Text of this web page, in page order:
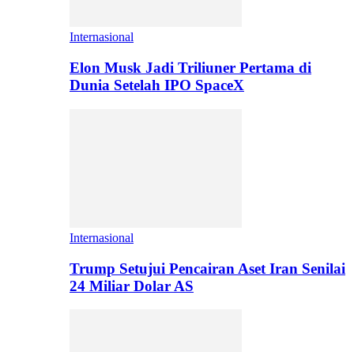
Internasional
Elon Musk Jadi Triliuner Pertama di
Dunia Setelah IPO SpaceX
Internasional
Trump Setujui Pencairan Aset Iran Senilai
24 Miliar Dolar AS